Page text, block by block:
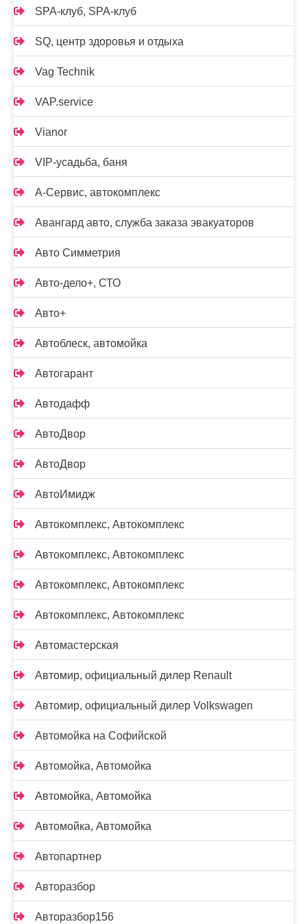
SPA-клуб, SPA-клуб
SQ, центр здоровья и отдыха
Vag Technik
VAP.service
Vianor
VIP-усадьба, баня
А-Сервис, автокомплекс
Авангард авто, служба заказа эвакуаторов
Авто Симметрия
Авто-дело+, СТО
Авто+
Автоблеск, автомойка
Автогарант
Автодафф
АвтоДвор
АвтоДвор
АвтоИмидж
Автокомплекс, Автокомплекс
Автокомплекс, Автокомплекс
Автокомплекс, Автокомплекс
Автокомплекс, Автокомплекс
Автомастерская
Автомир, официальный дилер Renault
Автомир, официальный дилер Volkswagen
Автомойка на Софийской
Автомойка, Автомойка
Автомойка, Автомойка
Автомойка, Автомойка
Автопартнер
Авторазбор
Авторазбор156